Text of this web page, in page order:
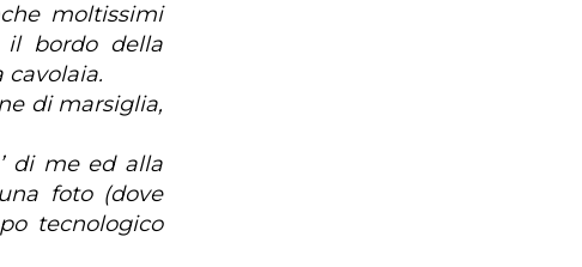
moltissimi
il bordo della
cavolaia.
di marsiglia,
di me ed alla
foto (dove
tecnologico